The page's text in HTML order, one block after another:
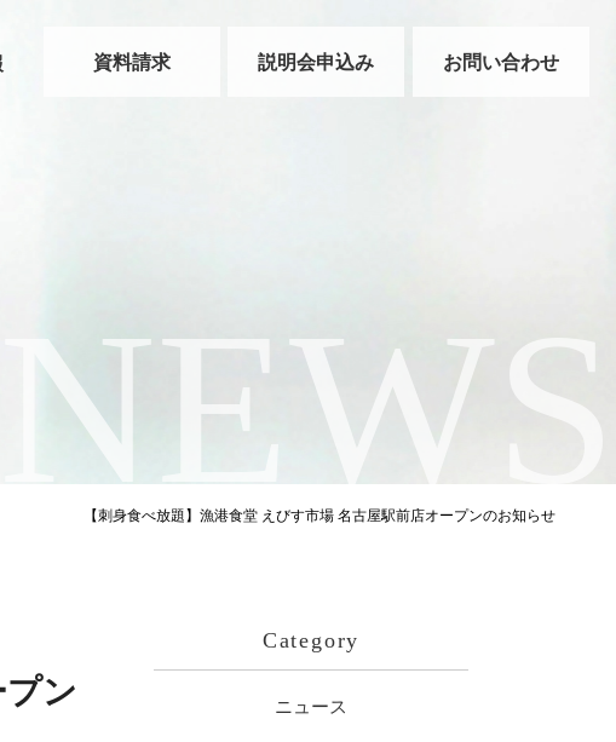
採用情報
資料請求 説明会申込み お問い合わせ
【刺身食べ放題】漁港食堂 えびす市場 名古屋駅前店オープンのお知らせ
NEWS
プン
Category
ニュース